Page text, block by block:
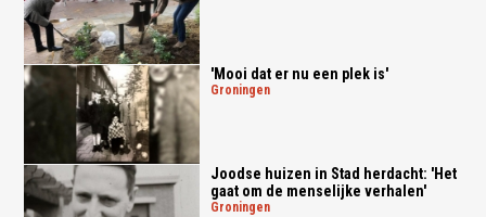
'Mooi dat er nu een plek is'
groningen
Joodse huizen in Stad herdacht: 'Het
gaat om de menselijke verhalen'
groningen